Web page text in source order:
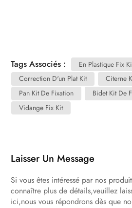
Tags Associés :
En Plastique Fix
Correction D'un Plat Kit
Citerne
Pan Kit De Fixation
Bidet Kit De
Vidange Fix Kit
Laisser Un Message
Si vous êtes intéressé par nos
connaître plus de détails,veuillez
ici,nous vous répondrons dès que